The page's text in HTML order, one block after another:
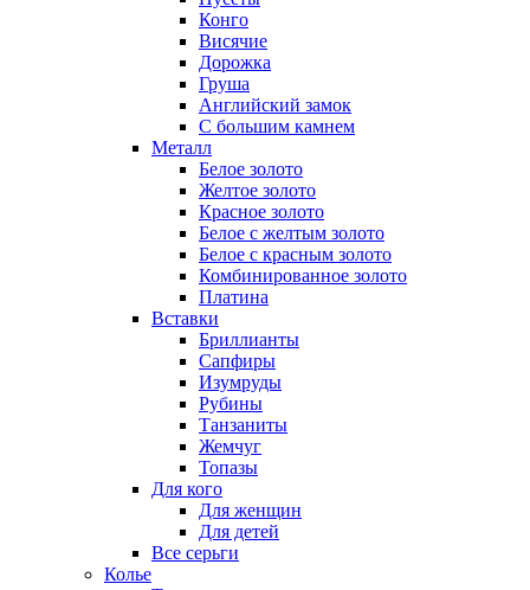
Конго
Висячие
Дорожка
Груша
Английский замок
С большим камнем
Металл
Белое золото
Желтое золото
Красное золото
Белое с желтым золото
Белое с красным золото
Комбинированное золото
Платина
Вставки
Бриллианты
Сапфиры
Изумруды
Рубины
Танзаниты
Жемчуг
Топазы
Для кого
Для женщин
Для детей
Все серьги
Колье